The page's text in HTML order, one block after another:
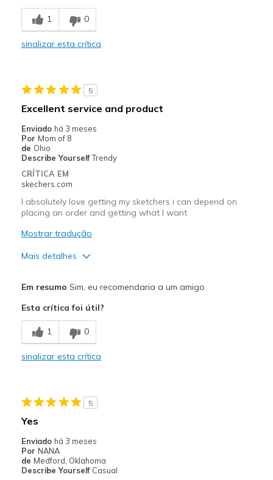
Breathe Well
Comfortable
Casual Wear
Width
Sizing
Feels true to size
View On Shoes
1 0
sinalizar esta crítica
5
Excellent service and product
Enviado há 3 meses
Por Mom of 8
de Ohio
Describe YourselfTrendy
CRÍTICA EM
skechers.com
I absolutely love getting my sketchers i can depend on
placing an order and getting what I want
Mostrar tradução
Mais detalhes
Melhores utilizações
Casual Wear
Going Out
Travel
Width
Sizing
View On Shoes
Shoes are for Wearing
Em resumo Sim, eu recomendaria a um amigo
Esta crítica foi útil?
1 0
sinalizar esta crítica
5
Yes
Enviado há 3 meses
Por NANA
de Medford, Oklahoma
Describe Yourself Casual